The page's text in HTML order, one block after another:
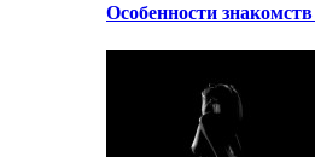
Особенности